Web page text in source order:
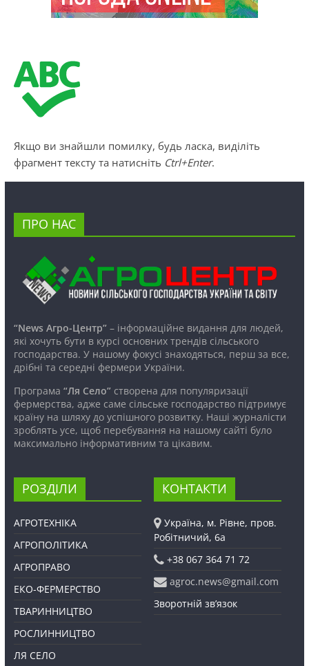
Якщо ви знайшли помилку, будь ласка, виділіть
фрагмент тексту та натисніть Ctrl+Enter.
ПРО НАС
“News Агро-Центр”– інформаційне видання для людей,
які хочуть бути в курсі основних трендів сільського
господарства. У нашому фокусі знаходяться, перш за все,
дрібні та середні фермери України.
Програма “Ля Село”створена для популяризації
фермерства, адже саме сільське господарство підтримує
країну на шляху до успішного розвитку. Наші журналісти
зроблять усе, щоб перебування на нашому сайті було
максимально інформативним та цікавим.
РОЗДІЛИ
АГРОТЕХНІКА
АГРОПОЛІТИКА
АГРОПРАВО
ЕКО-ФЕРМЕРСТВО
ТВАРИННИЦТВО
РОСЛИННИЦТВО
ЛЯ СЕЛО
КОНТАКТИ
Україна, м. Рівне, пров.
Робітничий, 6а
+38 067 364 71 72
agroc.news@gmail.com
Зворотній зв’язок